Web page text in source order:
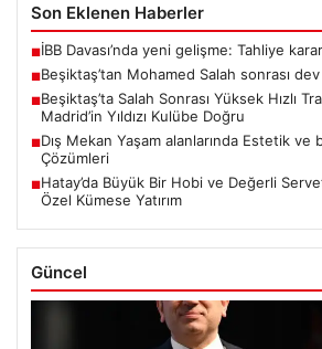
Son Eklenen Haberler
■İBB Davası’nda yeni gelişme: Tahliye
■Beşiktaş’tan Mohamed Salah sonrası
■Beşiktaş’ta Salah Sonrası Yüksek Hızlı
Madrid’in Yıldızı Kulübe Doğru
■Dış Mekan Yaşam alanlarında Estetik ve
Çözümleri
■Hatay’da Büyük Bir Hobi ve Değerli
Özel Kümese Yatırım
Güncel